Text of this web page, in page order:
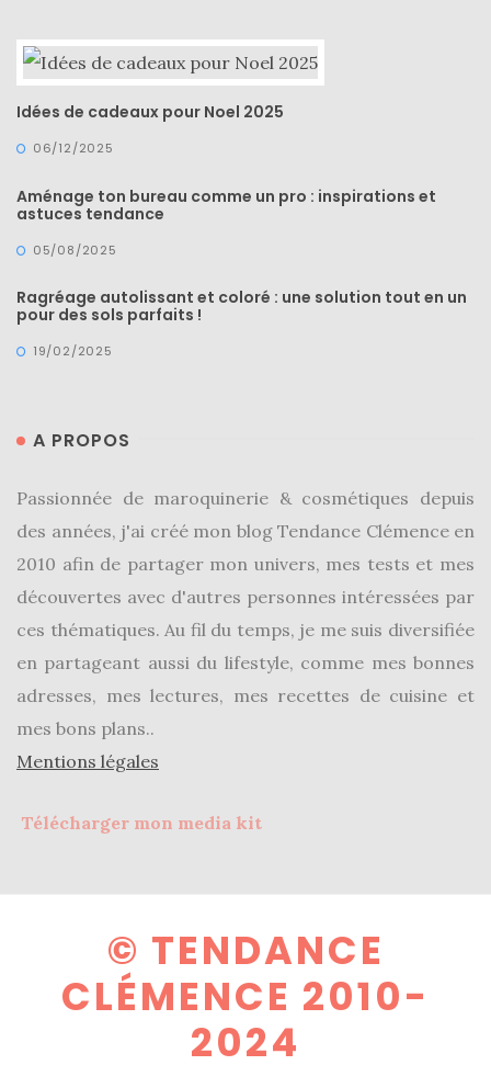
Idées de cadeaux pour Noel 2025
06/12/2025
Aménage ton bureau comme un pro : inspirations et
astuces tendance
05/08/2025
Ragréage autolissant et coloré : une solution tout en un
pour des sols parfaits !
19/02/2025
A PROPOS
Passionnée de maroquinerie & cosmétiques depuis
des années, j'ai créé mon blog Tendance Clémence en
2010 afin de partager mon univers, mes tests et mes
découvertes avec d'autres personnes intéressées par
ces thématiques. Au fil du temps, je me suis diversifiée
en partageant aussi du lifestyle, comme mes bonnes
adresses, mes lectures, mes recettes de cuisine et
mes bons plans..
Mentions légales
Télécharger mon media kit
© TENDANCE
CLÉMENCE 2010-
2024